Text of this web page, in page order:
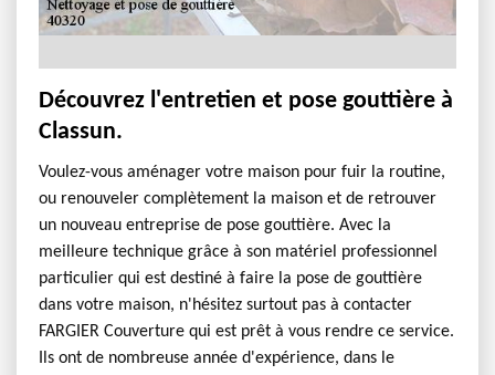
Découvrez l'entretien et pose gouttière à
Classun.
Voulez-vous aménager votre maison pour fuir la routine,
ou renouveler complètement la maison et de retrouver
un nouveau entreprise de pose gouttière. Avec la
meilleure technique grâce à son matériel professionnel
particulier qui est destiné à faire la pose de gouttière
dans votre maison, n'hésitez surtout pas à contacter
FARGIER Couverture qui est prêt à vous rendre ce service.
Ils ont de nombreuse année d'expérience, dans le